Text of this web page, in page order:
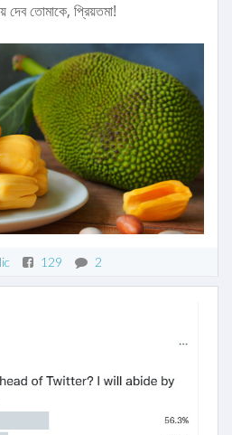
দেব তোমাকে, প্রিয়তমা!
129 2